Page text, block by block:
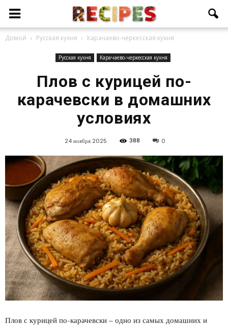
Домой Русская кухня Карачаево-черкесская кухня
Русская кухня Карачаево-черкесская кухня
Плов с курицей по-
карачевски в домашних
условиях
24 ноября 2025 388 0
Плов с курицей по-карачевски – одно из самых домашних и